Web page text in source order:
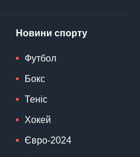
Новини спорту
Футбол
Бокс
Теніс
Хокей
Євро-2024